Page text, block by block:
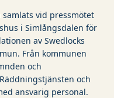
samlats vid pressmötet
i Simlångsdalen för
av Swedlocks
Från kommunen
och
och
ansvarig personal.